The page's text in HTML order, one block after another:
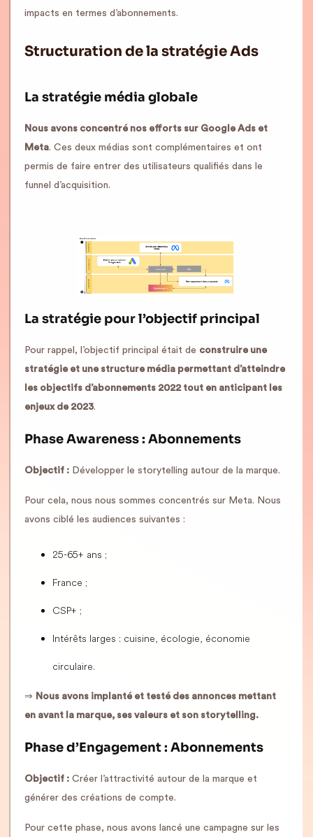
impacts en termes d’abonnements.
Structuration de la stratégie Ads
La stratégie média globale
Nous avons concentré nos efforts sur Google Ads et
Meta. Ces deux médias sont complémentaires et ont
permis de faire entrer des utilisateurs qualifiés dans le
funnel d’acquisition.
La stratégie pour l’objectif principal
Pour rappel, l’objectif principal était de construire une
stratégie et une structure média permettant d’atteindre
les objectifs d’abonnements 2022 tout en anticipant les
enjeux de 2023.
Phase Awareness : Abonnements
Objectif : Développer le storytelling autour de la marque.
Pour cela, nous nous sommes concentrés sur Meta. Nous
avons ciblé les audiences suivantes :
25-65+ ans ;
France ;
CSP+ ;
Intérêts larges : cuisine, écologie, économie
circulaire.
⇒ Nous avons implanté et testé des annonces mettant
en avant la marque, ses valeurs et son storytelling.
Phase d’Engagement : Abonnements
Objectif : Créer l’attractivité autour de la marque et
générer des créations de compte.
Pour cette phase, nous avons lancé une campagne sur les